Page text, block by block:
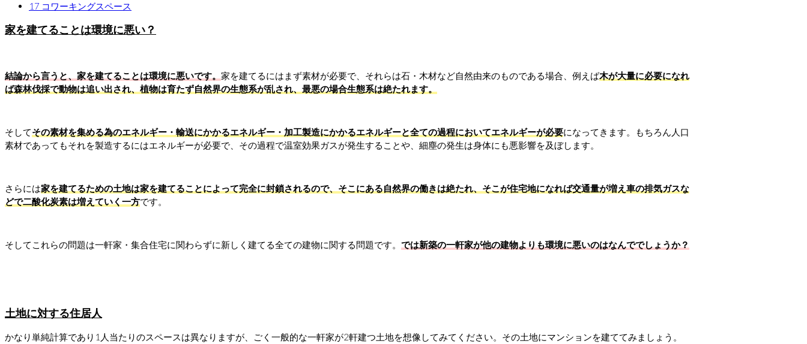
17 コワーキングスペース
家を建てることは環境に悪い？
結論から言うと、家を建てることは環境に悪いです。 家を建てるにはまず素材が必要で、それらは石・木材など自然由来のものである場合、例えば木が大量に必要になれ
ば森林伐採で動物は追い出され、植物は育たず自然界の生態系が乱され、最悪の場合生態系は絶たれます。
そしてその素材を集める為のエネルギー・輸送にかかるエネルギー・加工製造にかかるエネルギーと全ての過程においてエネルギーが必要になってきます。もちろん人口
素材であってもそれを製造するにはエネルギーが必要で、その過程で温室効果ガスが発生することや、細塵の発生は身体にも悪影響を及ぼします。
さらには家を建てるための土地は家を建てることによって完全に封鎖されるので、そこにある自然界の働きは絶たれ、そこが住宅地になれば交通量が増え車の排気ガスな
どで二酸化炭素は増えていく一方です。
そしてこれらの問題は一軒家・集合住宅に関わらずに新しく建てる全ての建物に関する問題です。 では新築の一軒家が他の建物よりも環境に悪いのはなんででしょうか？
土地に対する住居人
かなり単純計算であり1人当たりのスペースは異なりますが、ごく一般的な一軒家が2軒建つ土地を想像してみてください。その土地にマンションを建ててみましょう。